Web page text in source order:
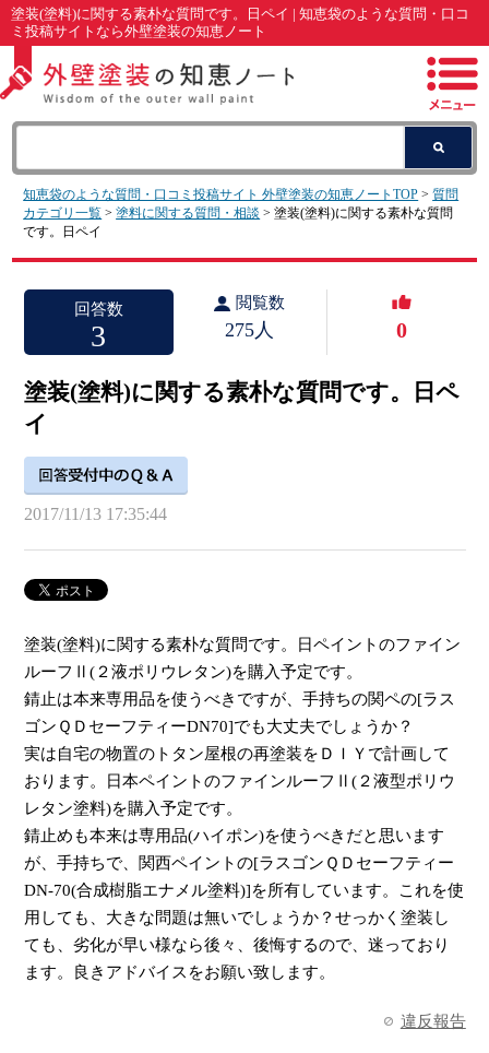
塗装(塗料)に関する素朴な質問です。日ペイ | 知恵袋のような質問・口コ
ミ投稿サイトなら外壁塗装の知恵ノート
知恵袋のような質問・口コミ投稿サイト 外壁塗装の知恵ノートTOP >質問
カテゴリ一覧 >塗料に関する質問・相談 > 塗装(塗料)に関する素朴な質問
です。日ペイ
回答数
3
閲覧数
275人 0
塗装(塗料)に関する素朴な質問です。日ペ
イ
2017/11/13 17:35:44
塗装(塗料)に関する素朴な質問です。日ペイントのファイン
ルーフⅡ(２液ポリウレタン)を購入予定です。
錆止は本来専用品を使うべきですが、手持ちの関ペの[ラス
ゴンＱＤセーフティーDN70]でも大丈夫でしょうか？
実は自宅の物置のトタン屋根の再塗装をＤＩＹで計画して
おります。日本ペイントのファインルーフⅡ(２液型ポリウ
レタン塗料)を購入予定です。
錆止めも本来は専用品(ハイポン)を使うべきだと思います
が、手持ちで、関西ペイントの[ラスゴンＱＤセーフティー
DN-70(合成樹脂エナメル塗料)]を所有しています。これを使
用しても、大きな問題は無いでしょうか？せっかく塗装し
ても、劣化が早い様なら後々、後悔するので、迷っており
ます。良きアドバイスをお願い致します。
違反報告